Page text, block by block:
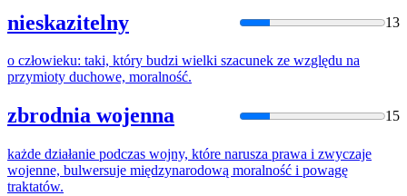
nieskazitelny 13
o człowieku: taki, który budzi wielki szacunek ze względu na
przymioty duchowe, moralność.
zbrodnia wojenna 15
każde działanie podczas wojny, które narusza prawa i zwyczaje
wojenne, bulwersuje międzynarodową moralność i powagę
traktatów.